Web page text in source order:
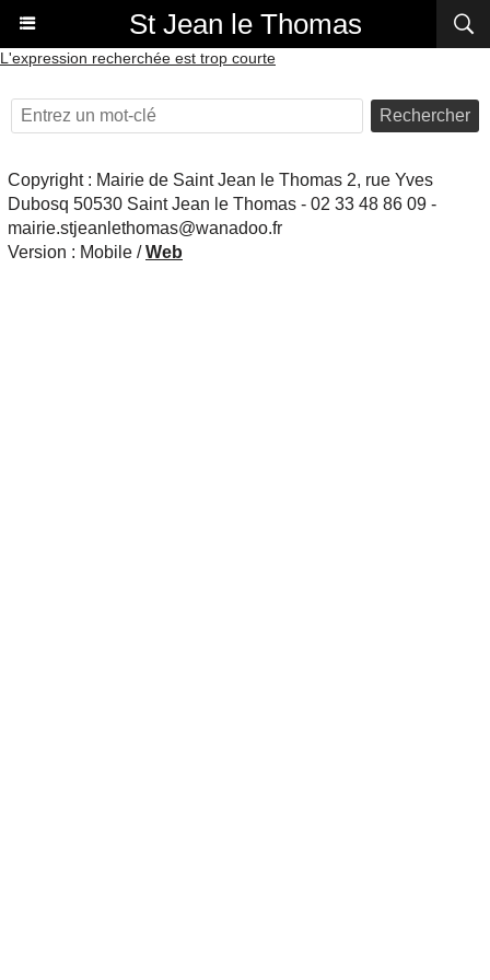
St Jean le Thomas
L'expression recherchée est trop courte
Rechercher
Copyright : Mairie de Saint Jean le Thomas 2, rue Yves
Dubosq 50530 Saint Jean le Thomas - 02 33 48 86 09 -
mairie.stjeanlethomas@wanadoo.fr
Version : Mobile /Web